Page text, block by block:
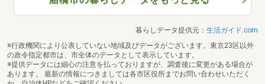
暮らしデータ提供元： 生活ガイド.com
※行政機関により公表していない地域及びデータがございます。東京23区以外
の政令指定都市は、市全体のデータとして表示しています。
※提供データには細心の注意を払っておりますが、調査後に変更がある場合が
あります。 最新の情報につきましては各市区役所までお問い合わせいただく